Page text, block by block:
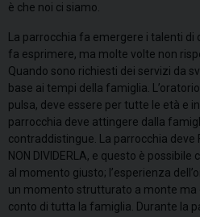
è che noi ci siamo.
La parrocchia fa emergere i talenti di
fa esprimere, ma molte volte non
Quando sono richiesti dei servizi da
base ai tempi della famiglia.
pulsa, deve essere per tutte le età e
parrocchia deve attingere dalla
contraddistingue. La parrocchia deve
NON DIVIDERLA, e questo è
al momento giusto; l’esperienza
un momento strutturato a monte ma
conto di tutta la famiglia. Durante la